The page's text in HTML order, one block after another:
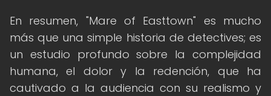
En resumen, "Mare of Easttown" es mucho
más que una simple historia de detectives; es
un estudio profundo sobre la complejidad
humana, el dolor y la redención, que ha
cautivado a la audiencia con su realismo y